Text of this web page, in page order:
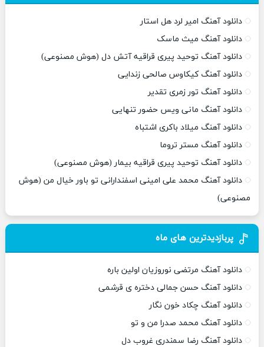
دانلود آهنگ امیر لرد هل استار
دانلود آهنگ میث ماسک
دانلود آهنگ توحید پیری قراقیه آتش دل (هوش مصنوعی)
دانلود آهنگ کیکاوس صالحی زندایی
دانلود آهنگ تور زمری تقدیر
دانلود آهنگ مانی ویس حضور تنهایی
دانلود آهنگ میلاد باکری اشتباه
دانلود آهنگ مستر تروما
دانلود آهنگ توحید پیری قراقیه بیمار (هوش مصنوعی)
دانلود آهنگ محمد علی امینی اسفندارانی تو باور خیال من (هوش
مصنوعی)
پربازدیدترین های ماه
دانلود آهنگ مرتضی نوروزیان اولین باره
دانلود آهنگ حسن جمالی دختره ی قرشمی
دانلود آهنگ چکاد خون نگار
دانلود آهنگ محمد صدرا من و تو
دانلود آهنگ رضا سمندری غروب دل